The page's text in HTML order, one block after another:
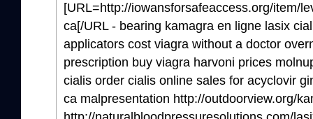
[URL=http://iowansforsafeaccess.org/item/
ca[/URL - bearing kamagra en ligne lasix
applicators cost viagra without a doctor
prescription buy viagra harvoni prices
cialis order cialis online sales for acyclovir
ca malpresentation http://outdoorview.org/